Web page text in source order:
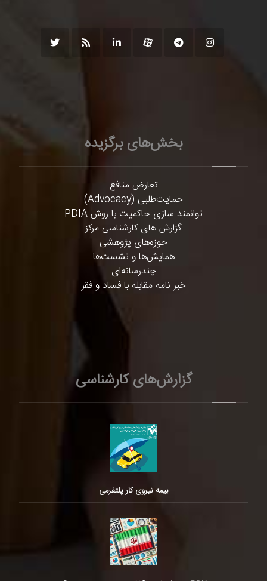
بخش‌های برگزیده
تعارض منافع
حمایت‌طلبی (Advocacy)
توانمند سازی حاکمیت با روش PDIA
گزارش های کارشناسی مرکز
حوزه‌های پژوهشی
همایش‌ها و نشست‌ها
چندرسانه‌ای
خبر نامه مقابله با فساد و فقر
گزارش‌های کارشناسی
بیمه نیروی کار پلتفرمی